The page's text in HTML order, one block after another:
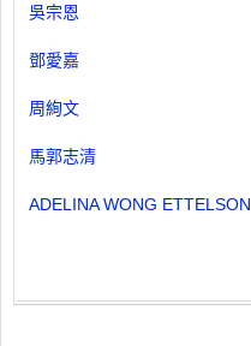
吳宗恩
鄧愛嘉
周絢文
馬郭志清
ADELINA WONG ETTELSON